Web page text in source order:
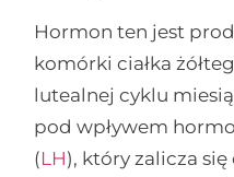
Hormon ten jest
komórki ciałka
lutealnej cyklu
pod wpływem
(LH), który zalicza